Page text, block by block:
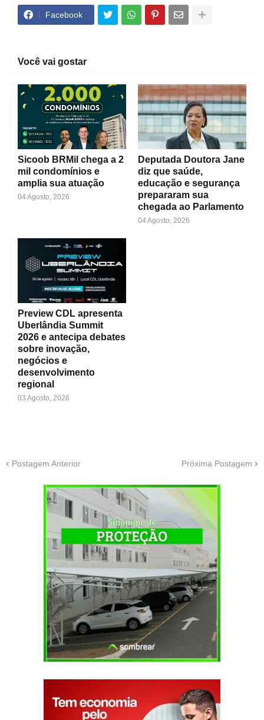
Facebook
Você vai gostar
Sicoob BRMil chega a 2
mil condomínios e
amplia sua atuação
04 Agosto, 2026
Deputada Doutora Jane
diz que saúde,
educação e segurança
prepararam sua
chegada ao Parlamento
04 Agosto, 2026
Preview CDL apresenta
Uberlândia Summit
2026 e antecipa debates
sobre inovação,
negócios e
desenvolvimento
regional
03 Agosto, 2026
Postagem Anterior Próxima Postagem